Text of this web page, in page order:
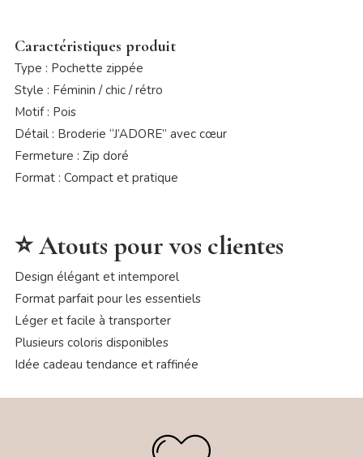
Caractéristiques produit
Type : Pochette zippée
Style : Féminin / chic / rétro
Motif : Pois
Détail : Broderie “J’ADORE” avec cœur
Fermeture : Zip doré
Format : Compact et pratique
⭐ Atouts pour vos clientes
Design élégant et intemporel
Format parfait pour les essentiels
Léger et facile à transporter
Plusieurs coloris disponibles
Idée cadeau tendance et raffinée